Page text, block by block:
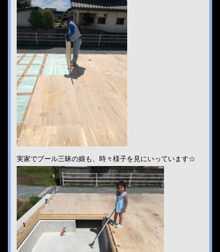
実家でプール三昧の娘も、時々様子を見にいっています☆